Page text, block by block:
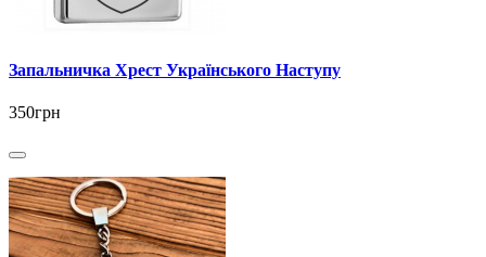
Запальничка Хрест Українського Наступу
350грн